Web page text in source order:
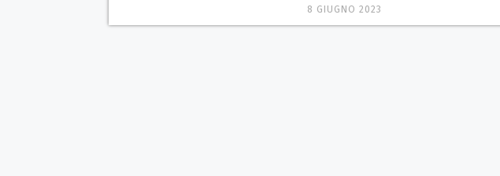
8 GIUGNO 2023